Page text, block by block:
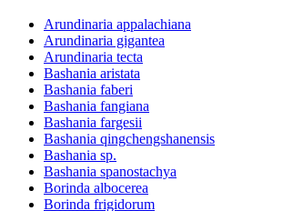
Arundinaria appalachiana
Arundinaria gigantea
Arundinaria tecta
Bashania aristata
Bashania faberi
Bashania fangiana
Bashania fargesii
Bashania qingchengshanensis
Bashania sp.
Bashania spanostachya
Borinda albocerea
Borinda frigidorum